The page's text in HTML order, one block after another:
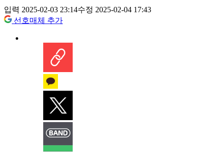
입력 2025-02-03 23:14수정 2025-02-04 17:43
선호매체 추가